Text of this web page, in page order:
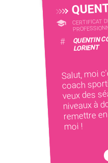
CERTIFICAT
# QUENTIN
LORIENT
Salut, moi
coach
veux des
niveaux à
remettre
moi !